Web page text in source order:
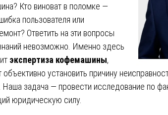
Кто виноват в поломке —
пользователя или
Ответить на эти вопросы
невозможно. Именно здесь
экспертиза кофемашины,
объективно установить причину
Наша задача — провести исследование по
юридическую силу.